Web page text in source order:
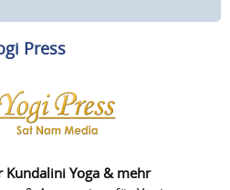
Press
Kundalini Yoga & mehr